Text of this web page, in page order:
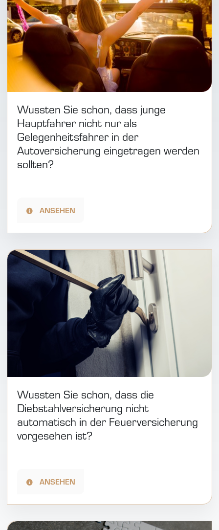
Wussten Sie schon, dass junge
Hauptfahrer nicht nur als
Gelegenheitsfahrer in der
Autoversicherung eingetragen werden
sollten?
ANSEHEN
Wussten Sie schon, dass die
Diebstahlversicherung nicht
automatisch in der Feuerversicherung
vorgesehen ist?
ANSEHEN